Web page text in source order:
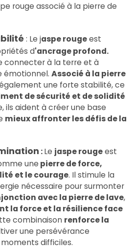
rouge associé à la pierre de
: Le jaspe rougeest
d'ancrage profond.
connecter à la terre et à
émotionnel. Associé à la pierre
une forte stabilité, ce
de sécurité et de solidité
ils aident à créer une base
mieux affronter les défis de la
:Le jaspe rougeest
une pierre de force,
et le courage. Il stimule la
nécessaire pour surmonter
avec la pierre de lave,
la force et la résilience face
combinaison renforce la
une persévérance
difficiles.